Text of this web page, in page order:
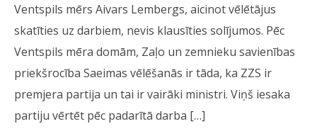
Ventspils mērs Aivars Lembergs, aicinot vēlētājus
skatīties uz darbiem, nevis klausīties solījumos. Pēc
Ventspils mēra domām, Zaļo un zemnieku savienības
priekšrocība Saeimas vēlēšanās ir tāda, ka ZZS ir
premjera partija un tai ir vairāki ministri. Viņš iesaka
partiju vērtēt pēc padarītā darba […]